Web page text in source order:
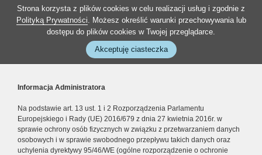
Strona korzysta z plików cookies w celu realizacji usług i zgodnie z
Polityką Prywatności. Możesz określić warunki przechowywania lub
dostępu do plików cookies w Twojej przeglądarce.
Akceptuję ciasteczka
Informacja Administratora
Na podstawie art. 13 ust. 1 i 2 Rozporządzenia Parlamentu
Europejskiego i Rady (UE) 2016/679 z dnia 27 kwietnia 2016r. w
sprawie ochrony osób fizycznych w związku z przetwarzaniem danych
osobowych i w sprawie swobodnego przepływu takich danych oraz
uchylenia dyrektywy 95/46/WE (ogólne rozporządzenie o ochronie